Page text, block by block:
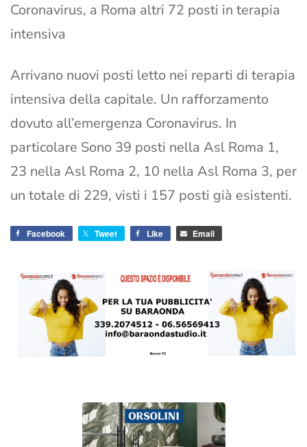
Coronavirus, a Roma altri 72 posti in terapia
intensiva
Arrivano nuovi posti letto nei reparti di terapia
intensiva della capitale. Un rafforzamento
dovuto all’emergenza Coronavirus. In
particolare Sono 39 posti nella Asl Roma 1,
23 nella Asl Roma 2, 10 nella Asl Roma 3, per
un totale di 229, visti i 157 posti già esistenti.
Facebook Tweet Like Email